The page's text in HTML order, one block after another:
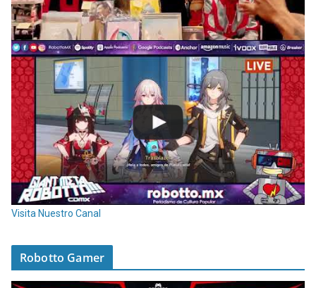
Visita Nuestro Canal
Robotto Gamer